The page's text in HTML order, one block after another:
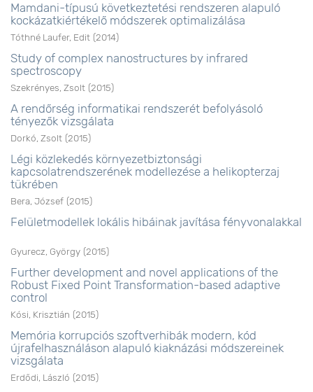
Mamdani-típusú következtetési rendszeren alapuló
kockázatkiértékelő módszerek optimalizálása
Tóthné Laufer, Edit (2014)
Study of complex nanostructures by infrared
spectroscopy
Szekrényes, Zsolt (2015)
A rendőrség informatikai rendszerét befolyásoló
tényezők vizsgálata
Dorkó, Zsolt (2015)
Légi közlekedés környezetbiztonsági
kapcsolatrendszerének modellezése a helikopterzaj
tükrében
Bera, József (2015)
Felületmodellek lokális hibáinak javítása fényvonalakkal
Gyurecz, György (2015)
Further development and novel applications of the
Robust Fixed Point Transformation-based adaptive
control
Kósi, Krisztián (2015)
Memória korrupciós szoftverhibák modern, kód
újrafelhasználáson alapuló kiaknázási módszereinek
vizsgálata
Erdődi, László (2015)